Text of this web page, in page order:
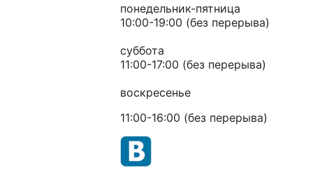
понедельник-пятница
10:00-19:00 (без перерыва)
суббота
11:00-17:00 (без перерыва)
воскресенье
11:00-16:00 (без перерыва)